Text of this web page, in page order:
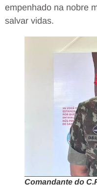
empenhado na nobre
salvar vidas.
Comandante do